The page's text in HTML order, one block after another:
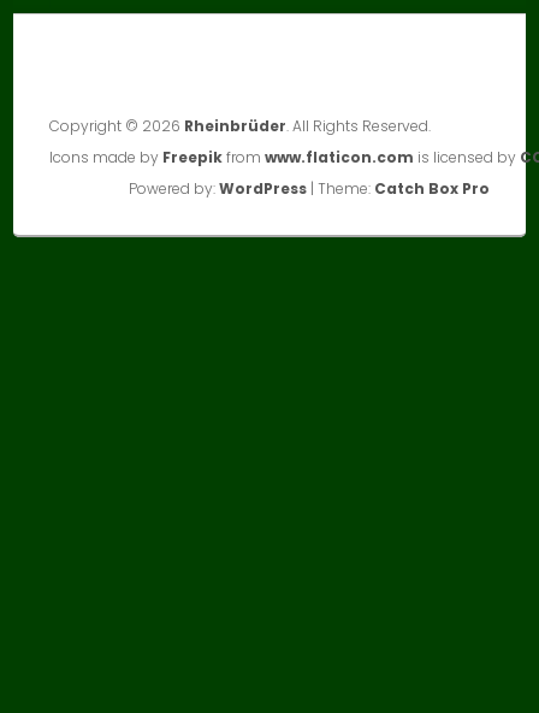
Copyright © 2026 Rheinbrüder. All Rights Reserved.
Icons made by Freepikfromwww.flaticon.com is licensed by
Powered by:WordPress| Theme: Catch Box Pro